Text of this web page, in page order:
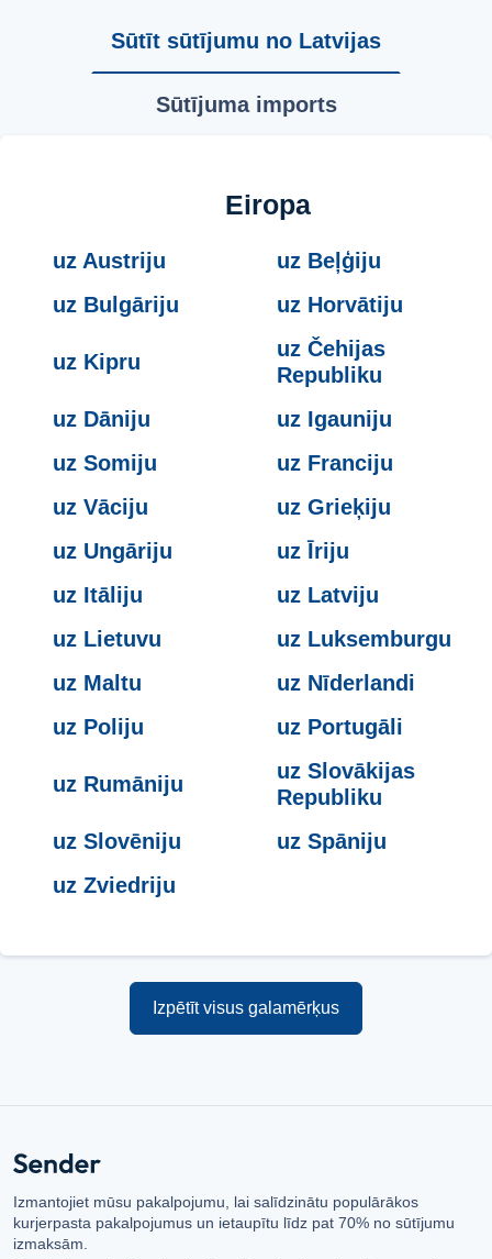
Sūtīt sūtījumu no Latvijas
Sūtījuma imports
Eiropa
uz Austriju
uz Beļģiju
uz Bulgāriju
uz Horvātiju
uz Kipru
uz Čehijas
Republiku
uz Dāniju
uz Igauniju
uz Somiju
uz Franciju
uz Vāciju
uz Grieķiju
uz Ungāriju
uz Īriju
uz Itāliju
uz Latviju
uz Lietuvu
uz Luksemburgu
uz Maltu
uz Nīderlandi
uz Poliju
uz Portugāli
uz Rumāniju
uz Slovākijas
Republiku
uz Slovēniju
uz Spāniju
uz Zviedriju
Izpētīt visus galamērķus
Izmantojiet mūsu pakalpojumu, lai salīdzinātu populārākos
kurjerpasta pakalpojumus un ietaupītu līdz pat 70% no sūtījumu
izmaksām.